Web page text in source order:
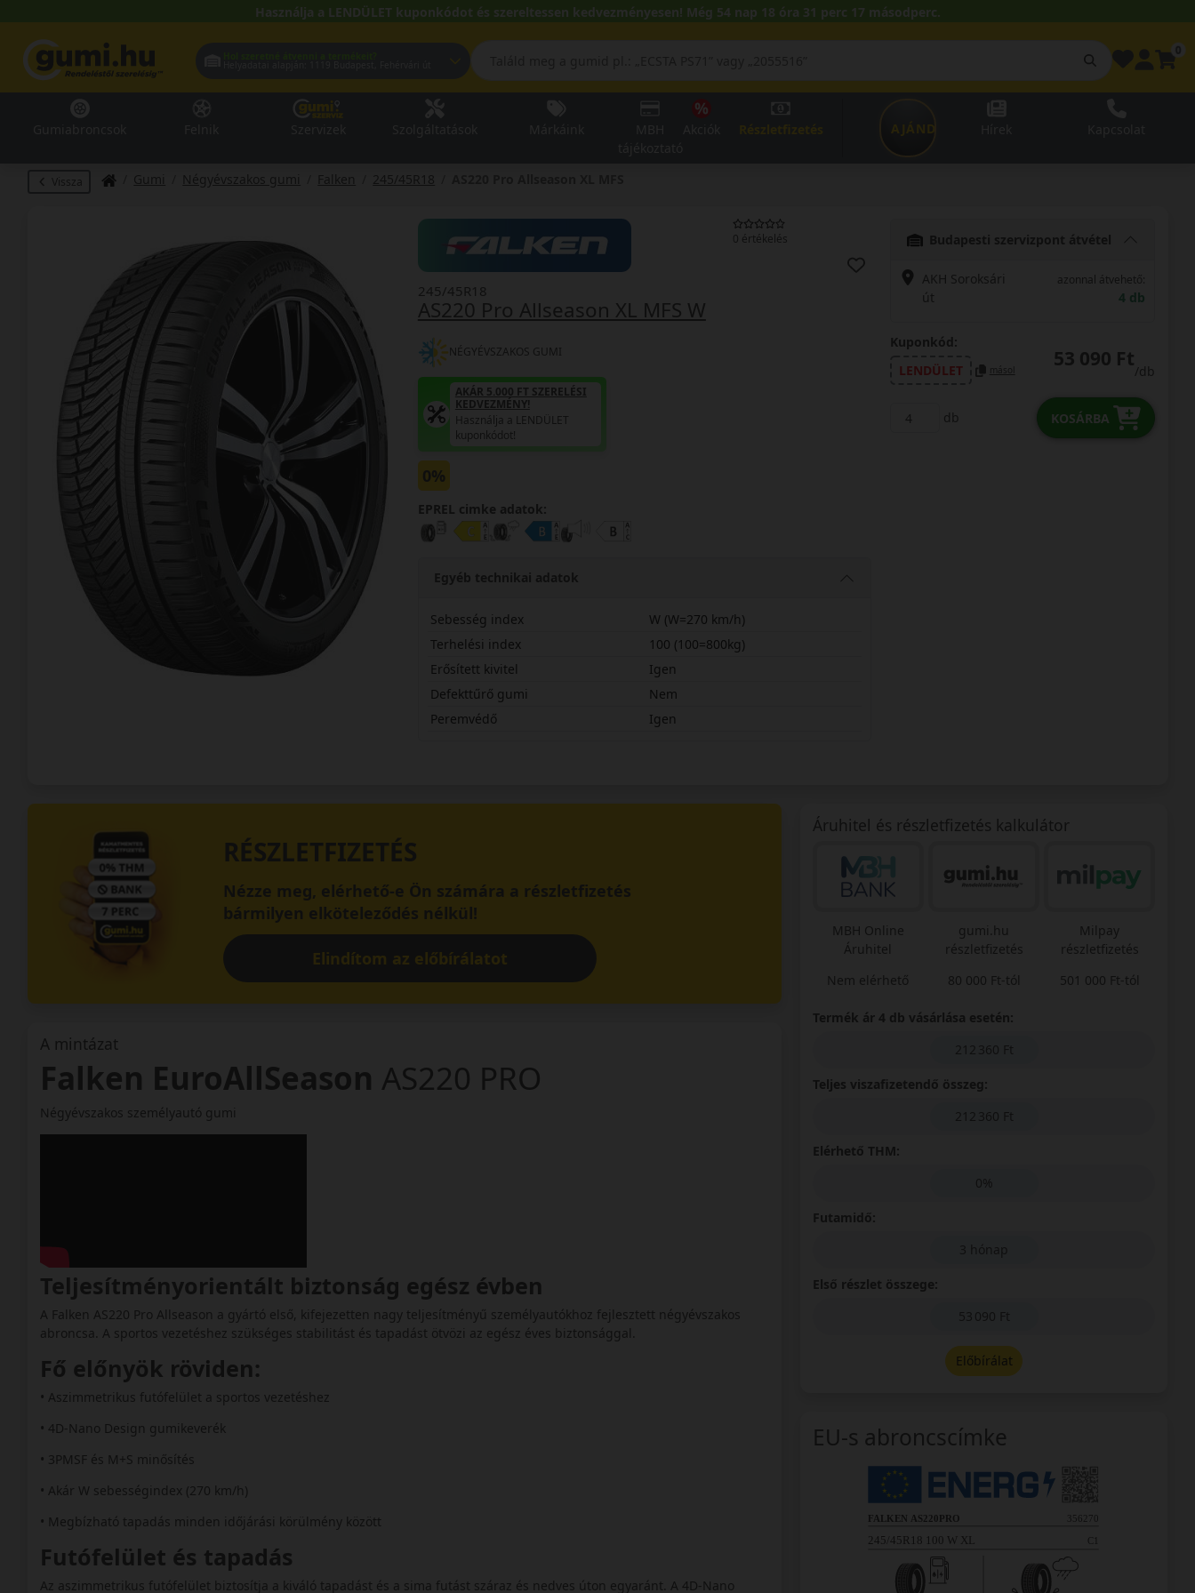
Használja a LENDÜLET kuponkódot és szereltessen kedvezményesen! Még 54 nap 18 óra 31 perc 16 másodperc.
AJÁNDÉKUTALVÁNY
Vissza Gumi Négyévszakos gumi Falken 245/45R18
0 értékelés
AS220 Pro Allseason XL MFS W
245/45R18
NÉGYÉVSZAKOS GUMI
AKÁR 5.000 FT SZERELÉSI
KEDVEZMÉNY!
Használja a LENDÜLET
kuponkódot!
0%
EPREL cimke adatok:
Egyéb technikai adatok
Sebesség index
W (W=270 km/h)
Terhelési index
100 (100=800kg)
Erősített kivitel
Igen
Defekttűrő gumi
Nem
Peremvédő
Igen
Budapesti szervizpont átvétel
AKH Soroksári
út
azonnal átvehető:
4 db
Kuponkód:
LENDÜLET
másol 53 090 Ft
/db
db KOSÁRBA
RÉSZLETFIZETÉS
Nézze meg, elérhető-e Ön számára a részletfizetés
bármilyen elköteleződés nélkül!
Elindítom az előbírálatot
A mintázat
Falken EuroAllSeason AS220 PRO
Négyévszakos személyautó gumi
Teljesítményorientált biztonság egész évben
A Falken AS220 Pro Allseason a gyártó első, kifejezetten nagy teljesítményű személyautókhoz fejlesztett négyévszakos
abroncsa. A sportos vezetéshez szükséges stabilitást és tapadást ötvözi az egész éves biztonsággal.
Fő előnyök röviden:
• Aszimmetrikus futófelület a sportos vezetéshez
• 4D‑Nano Design gumikeverék
• 3PMSF és M+S minősítés
• Akár W sebességindex (270 km/h)
• Megbízható tapadás minden időjárási körülmény között
Futófelület és tapadás
Az aszimmetrikus futófelület biztosítja a kiváló tapadást és a sima futást száraz és nedves úton egyaránt. A 4D‑Nano
Áruhitel és részletfizetés kalkulátor
MBH Online
Áruhitel
Nem elérhető
gumi.hu
részletfizetés
80 000 Ft-tól
Milpay
részletfizetés
501 000 Ft-tól
Termék ár 4 db vásárlása esetén:
212 360 Ft
Teljes viszafizetendő összeg:
212 360 Ft
Elérhető THM:
0%
Futamidő:
3 hónap
Első részlet összege:
53 090 Ft
Előbírálat
EU-s abroncscímke